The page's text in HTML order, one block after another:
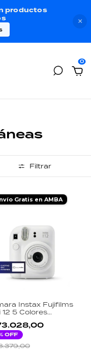
×
productos
0
Filtrar
Gratis en AMBA
Instax Fujifilms
12 5 Colores
- Blanco
OFF